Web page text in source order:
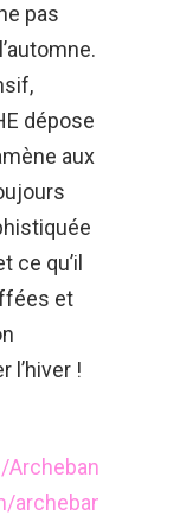
pas
dépose
aux
ce qu’il
et
l’hiver !